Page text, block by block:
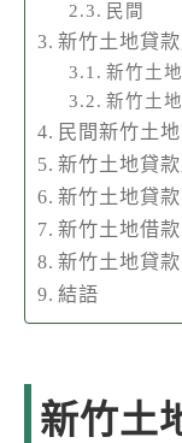
民間
新竹土地貸
新竹土
新竹土
民間新竹土
新竹土地貸
新竹土地貸
新竹土地借
新竹土地貸
結語
新竹土